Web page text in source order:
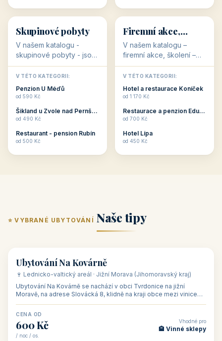
👥 32 objektů
Skupinové pobyty
V našem katalogu -
skupinové pobyty - jsou
pro Vás připraveny
objekty, které nabízí
ubytování skupin v
penzionech, hotelích a
Budete překva...
V TÉTO KATEGORII:
Penzion U Méďů
od 590 Kč
Šikland u Zvole nad Pernštejnem
od 490 Kč
Restaurant - pension Rubín
od 500 Kč
💼 31 objektů
Firemní akce,
školení
V našem katalogu –
firemní akce, školení –
jsou pro Vás připraveny
objekty, které mají
zkušenosti pořádat i
menší firemní akce a
ob...
V TÉTO KATEGORII:
Hotel a restaurace Koníček
od 1 170 Kč
Restaurace a penzion Eduard
od 700 Kč
Hotel Lípa
od 450 Kč
⭐ VYBRANÉ UBYTOVÁNÍ Naše tipy
🏡 penzion
Ubytování Na Kovárně
🍷 Lednicko-valtický areál · Jižní Morava (Jihomoravský kraj)
Ubytování Na Kovárně se nachází v obci Tvrdonice na jižní
Moravě, na adrese Slovácká 8, klidně na kraji obce mezi vinicemi,
CENA OD
600 Kč
/ noc / os.
Vhodné pro
🏨 Vinné sklepy